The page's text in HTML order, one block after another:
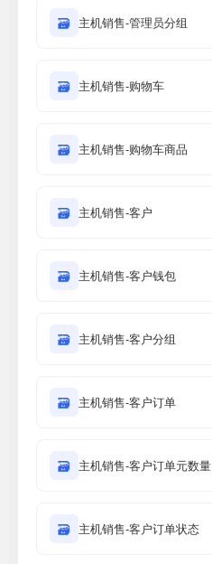
🗃 主机销售-管理员分组
🗃 主机销售-购物车
🗃 主机销售-购物车商品
🗃 主机销售-客户
🗃 主机销售-客户钱包
🗃 主机销售-客户分组
🗃 主机销售-客户订单
🗃 主机销售-客户订单元数量
🗃 主机销售-客户订单状态